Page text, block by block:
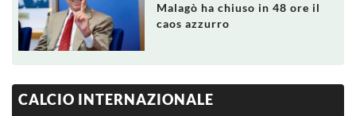
Malagò ha chiuso in 48 ore il
caos azzurro
CALCIO INTERNAZIONALE